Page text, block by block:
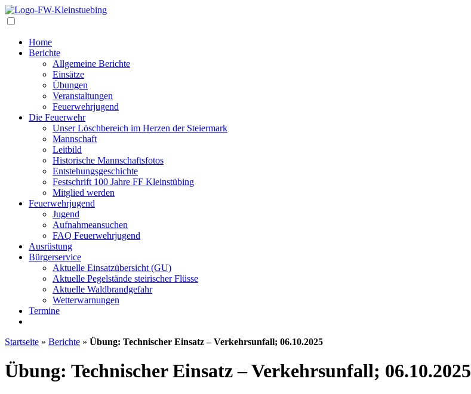
Home
Berichte
Allgemeine Berichte
Einsätze
Übungen
Veranstaltungen
Feuerwehrjugend
Die Feuerwehr
Unser Löschbereich im Herzen der Steiermark
Mannschaft
Leitbild
Historische Mannschaftsfotos
Entstehungsgeschichte
Festschrift 100 Jahre FF Kleinstübing
Mitglied werden
Feuerwehrjugend
Jugend
Aufnahmeansuchen
FAQ Feuerwehrjugend
Ausrüstung
Bürgerservice
Aktuelle Einsatzübersicht (GU)
Aktuelle Pegelstände steirischer Flüsse
Aktuelle Waldbrandgefahr
Wetterwarnungen
Termine
Startseite » Berichte » Übung: Technischer Einsatz – Verkehrsunfall; 06.10.2025
Übung: Technischer Einsatz – Verkehrsunfall; 06.10.2025